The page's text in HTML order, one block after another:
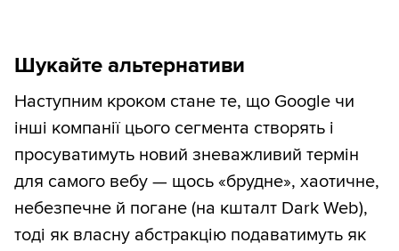
Шукайте альтернативи
Наступним кроком стане те, що Google чи
інші компанії цього сегмента створять і
просуватимуть новий зневажливий термін
для самого вебу — щось «брудне», хаотичне,
небезпечне й погане (на кшталт Dark Web),
тоді як власну абстракцію подаватимуть як